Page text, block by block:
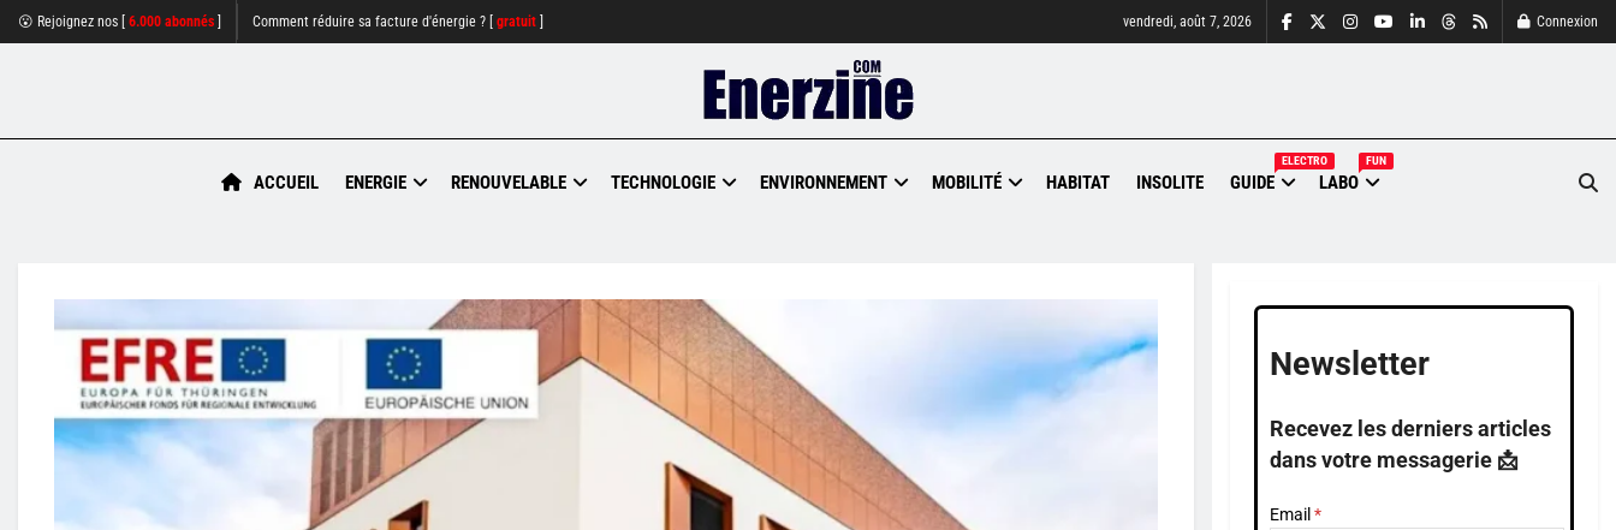
😮 Rejoignez nos [ 6.000 abonnés Comment réduire sa facture d'énergie ? [ gratuit vendredi, août 7, 2026 Connexion
ACCUEIL ENERGIE RENOUVELABLE TECHNOLOGIE ENVIRONNEMENT MOBILITÉ HABITAT INSOLITE GUIDE
ELECTRO
LABO
FUN
Newsletter
Recevez les derniers articles
dans votre messagerie 📩
Email